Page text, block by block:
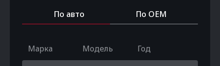
По авто По OEM
Марка Модель Год